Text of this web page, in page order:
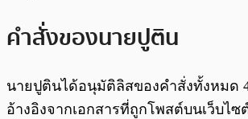
คำสั่งของนายปูติน
นายปูตินได้อนุมัติลิสของคำสั่งทั้งหมด
อ้างอิงจากเอกสารที่ถูกโพสต์บนเว็บไซ